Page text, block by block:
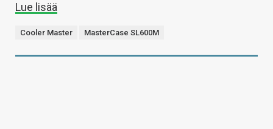
Lue lisää
Cooler Master MasterCase SL600M